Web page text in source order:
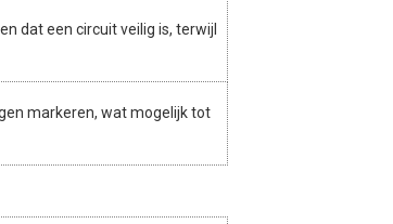
dat een circuit veilig is, terwijl
markeren, wat mogelijk tot